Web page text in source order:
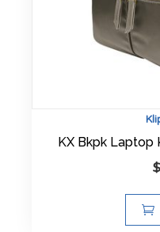
KX Bkpk Laptop
$